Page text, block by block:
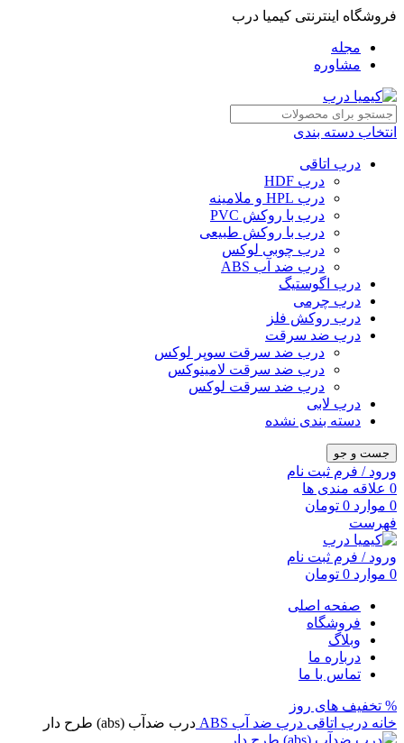
فروشگاه اینترنتی کیمیا درب
مجله
مشاوره
انتخاب دسته بندی
درب اتاقی
درب HDF
درب HPL و ملامینه
درب با روکش PVC
درب با روکش طبیعی
درب چوبی لوکس
درب ضد آب ABS
درب اگوستیگ
درب چرمی
درب روکش فلز
درب ضد سرقت
درب ضد سرقت سوپر لوکس
درب ضد سرقت لامینوکس
درب ضد سرقت لوکس
درب لابی
دسته بندی نشده
جست و جو
ورود / فرم ثبت نام
0 علاقه مندی ها
0 موارد 0 تومان
فهرست
ورود / فرم ثبت نام
0 موارد 0 تومان
صفحه اصلی
فروشگاه
وبلاگ
درباره ما
تماس با ما
% تخفیف های روز
خانه درب اتاقی درب ضد آب ABS درب ضدآب (abs) طرح دار